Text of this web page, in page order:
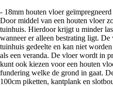
- 18mm houten vloer
Door middel van een houten vloer
tuinhuis. Hierdoor krijgt u minder
wanneer er alleen bestrating ligt. De
tuinhuis gedeelte en kan niet
als een veranda. De vloer wordt in
kunt ook kiezen voor een houten
fundering welke de grond in gaat.
100cm piketten, kantplank en